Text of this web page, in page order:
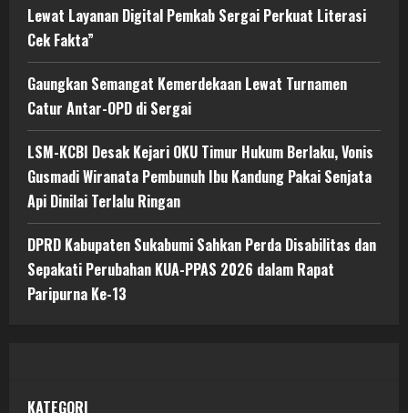
Lewat Layanan Digital Pemkab Sergai Perkuat Literasi
Cek Fakta”
Gaungkan Semangat Kemerdekaan Lewat Turnamen
Catur Antar-OPD di Sergai
LSM-KCBI Desak Kejari OKU Timur Hukum Berlaku, Vonis
Gusmadi Wiranata Pembunuh Ibu Kandung Pakai Senjata
Api Dinilai Terlalu Ringan
DPRD Kabupaten Sukabumi Sahkan Perda Disabilitas dan
Sepakati Perubahan KUA-PPAS 2026 dalam Rapat
Paripurna Ke-13
KATEGORI